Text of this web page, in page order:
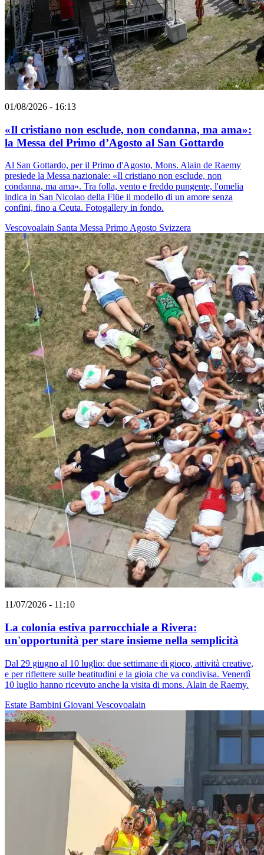
01/08/2026 - 16:13
«Il cristiano non esclude, non condanna, ma ama»:
la Messa del Primo d’Agosto al San Gottardo
Al San Gottardo, per il Primo d'Agosto, Mons. Alain de Raemy
presiede la Messa nazionale: «Il cristiano non esclude, non
condanna, ma ama». Tra folla, vento e freddo pungente, l'omelia
indica in San Nicolao della Flüe il modello di un amore senza
confini, fino a Ceuta. Fotogallery in fondo.
Vescovoalain Santa Messa Primo Agosto Svizzera
11/07/2026 - 11:10
La colonia estiva parrocchiale a Rivera:
un'opportunità per stare insieme nella semplicità
Dal 29 giugno al 10 luglio: due settimane di gioco, attività creative,
e per riflettere sulle beatitudini e la gioia che va condivisa. Venerdì
10 luglio hanno ricevuto anche la visita di mons. Alain de Raemy.
Estate Bambini Giovani Vescovoalain